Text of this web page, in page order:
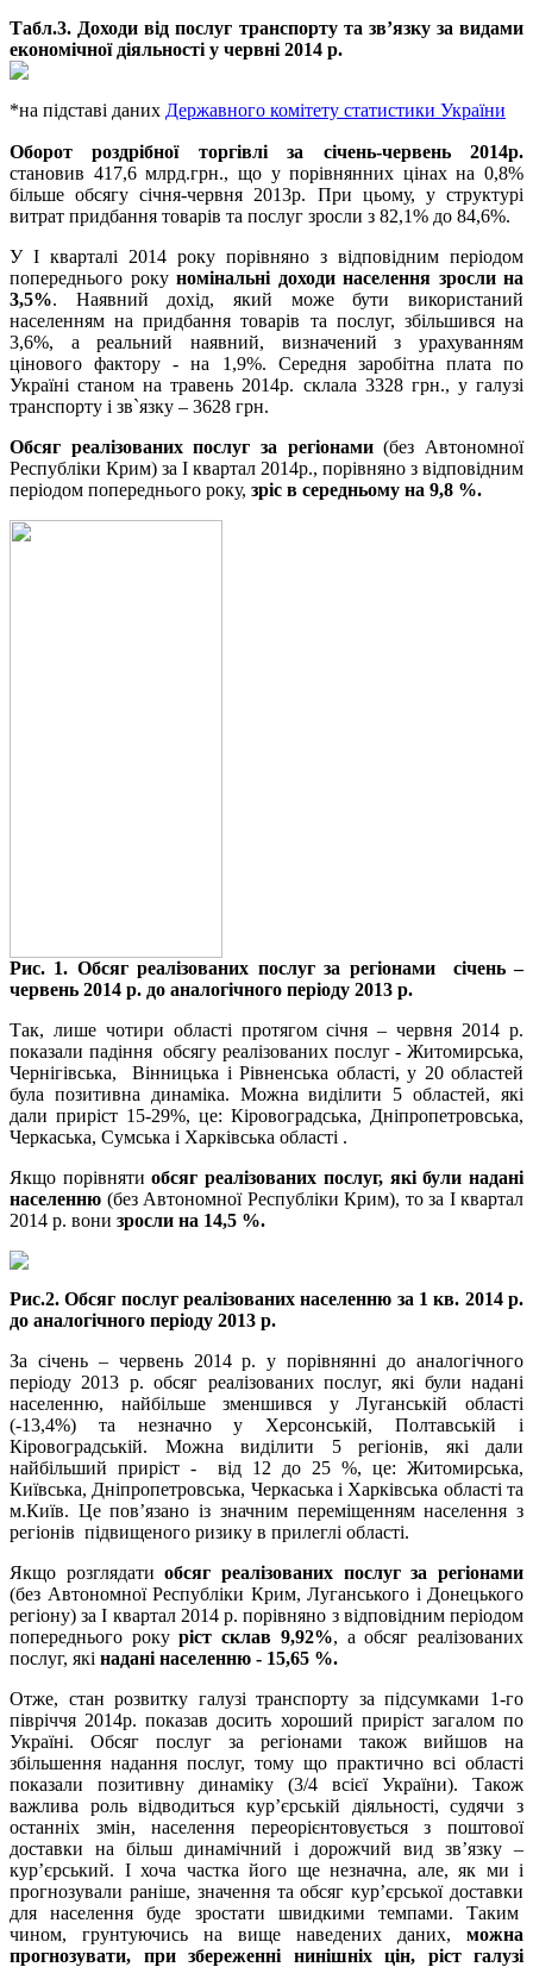
Табл.3. Доходи від послуг транспорту та зв’язку за видами
економічної діяльності у червні 2014 р.
*на підставі даних Державного комітету статистики України
Оборот роздрібної торгівлі за січень-червень 2014р.
становив 417,6 млрд.грн., що у порівнянних цінах на 0,8%
більше обсягу січня-червня 2013р. При цьому, у структурі
витрат придбання товарів та послуг зросли з 82,1% до 84,6%.
У І кварталі 2014 року порівняно з відповідним періодом
попереднього року номінальні доходи населення зросли на
3,5%. Наявний дохід, який може бути використаний
населенням на придбання товарів та послуг, збільшився на
3,6%, а реальний наявний, визначений з урахуванням
цінового фактору - на 1,9%. Середня заробітна плата по
Україні станом на травень 2014р. склала 3328 грн., у галузі
транспорту і зв`язку – 3628 грн.
Обсяг реалізованих послуг за регіонами(без Автономної
Республіки Крим) за І квартал 2014р., порівняно з відповідним
періодом попереднього року, зріс в середньому на 9,8 %.
Рис. 1. Обсяг реалізованих послуг за регіонами січень –
червень 2014 р. до аналогічного періоду 2013 р.
Так, лише чотири області протягом січня – червня 2014 р.
показали падіння обсягу реалізованих послуг - Житомирська,
Чернігівська, Вінницька і Рівненська області, у 20 областей
була позитивна динаміка. Можна виділити 5 областей, які
дали приріст 15-29%, це: Кіровоградська, Дніпропетровська,
Черкаська, Сумська і Харківська області .
Якщо порівнятиобсяг реалізованих послуг, які були надані
населенню (без Автономної Республіки Крим), то за І квартал
2014 р. вони зросли на 14,5 %.
Рис.2. Обсяг послуг реалізованих населенню за 1 кв. 2014 р.
до аналогічного періоду 2013 р.
За січень – червень 2014 р. у порівнянні до аналогічного
періоду 2013 р. обсяг реалізованих послуг, які були надані
населенню, найбільше зменшився у Луганській області
(-13,4%) та незначно у Херсонській, Полтавській і
Кіровоградській. Можна виділити 5 регіонів, які дали
найбільший приріст - від 12 до 25 %, це: Житомирська,
Київська, Дніпропетровська, Черкаська і Харківська області та
м.Київ. Це пов’язано із значним переміщенням населення з
регіонів підвищеного ризику в прилеглі області.
Якщо розглядати обсяг реалізованих послуг за регіонами
(без Автономної Республіки Крим, Луганського і Донецького
регіону) за І квартал 2014 р. порівняно з відповідним періодом
попереднього рокуріст склав 9,92%, а обсяг реалізованих
послуг, які надані населенню - 15,65 %.
Отже, стан розвитку галузі транспорту за підсумками 1-го
півріччя 2014р. показав досить хороший приріст загалом по
Україні. Обсяг послуг за регіонами також вийшов на
збільшення надання послуг, тому що практично всі області
показали позитивну динаміку (3/4 всієї України). Також
важлива роль відводиться кур’єрській діяльності, судячи з
останніх змін, населення переорієнтовується з поштової
доставки на більш динамічний і дорожчий вид зв’язку –
кур’єрський. І хоча частка його ще незначна, але, як ми і
прогнозували раніше, значення та обсяг кур’єрської доставки
для населення буде зростати швидкими темпами. Таким
чином, грунтуючись на вище наведених даних, можна
прогнозувати, при збереженні нинішніх цін, ріст галузі